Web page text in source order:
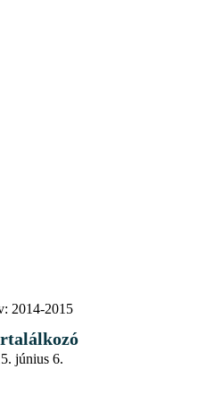
2014-2015
június 6.